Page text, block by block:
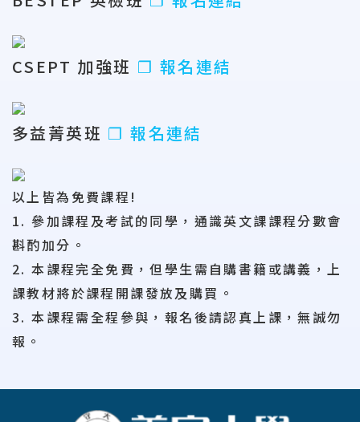
CSEPT 加強班 ❐ 報名連結
多益菁英班 ❐ 報名連結
以上皆為免費課程!
1. 參加課程及考試的同學，通識英文課課程分數會
斟酌加分。
2. 本課程完全免費，但學生需自購書籍或講義，上
課教材將於課程開課發放及購買。
3. 本課程需全程參與，報名後請認真上課，無誠勿
報。